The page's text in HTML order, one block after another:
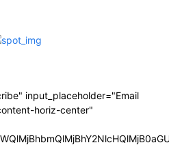
input_placeholder="Email
horiz-center"